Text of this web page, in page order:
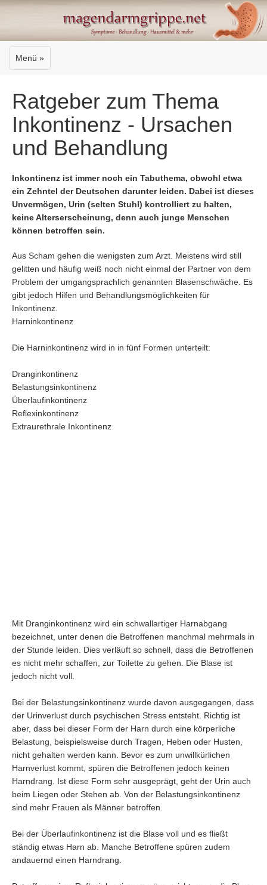
Menü »
Ratgeber zum Thema
Inkontinenz - Ursachen
und Behandlung
Inkontinenz ist immer noch ein Tabuthema, obwohl etwa
ein Zehntel der Deutschen darunter leiden. Dabei ist dieses
Unvermögen, Urin (selten Stuhl) kontrolliert zu halten,
keine Alterserscheinung, denn auch junge Menschen
können betroffen sein.
Aus Scham gehen die wenigsten zum Arzt. Meistens wird still
gelitten und häufig weiß noch nicht einmal der Partner von dem
Problem der umgangsprachlich genannten Blasenschwäche. Es
gibt jedoch Hilfen und Behandlungsmöglichkeiten für
Inkontinenz.
Harninkontinenz
Die Harninkontinenz wird in in fünf Formen unterteilt:
Dranginkontinenz
Belastungsinkontinenz
Überlaufinkontinenz
Reflexinkontinenz
Extraurethrale Inkontinenz
Mit Dranginkontinenz wird ein schwallartiger Harnabgang
bezeichnet, unter denen die Betroffenen manchmal mehrmals in
der Stunde leiden. Dies verläuft so schnell, dass die Betroffenen
es nicht mehr schaffen, zur Toilette zu gehen. Die Blase ist
jedoch nicht voll.
Bei der Belastungsinkontinenz wurde davon ausgegangen, dass
der Urinverlust durch psychischen Stress entsteht. Richtig ist
aber, dass bei dieser Form der Harn durch eine körperliche
Belastung, beispielsweise durch Tragen, Heben oder Husten,
nicht gehalten werden kann. Bevor es zum unwillkürlichen
Harnverlust kommt, spüren die Betroffenen jedoch keinen
Harndrang. Ist diese Form sehr ausgeprägt, geht der Urin auch
beim Liegen oder Stehen ab. Von der Belastungsinkontinenz
sind mehr Frauen als Männer betroffen.
Bei der Überlaufinkontinenz ist die Blase voll und es fließt
ständig etwas Harn ab. Manche Betroffene spüren zudem
andauernd einen Harndrang.